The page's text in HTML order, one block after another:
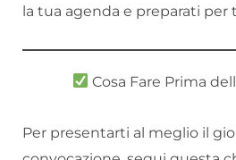
la tua agenda e preparati per
Cosa Fare Prima
Per presentarti al meglio il